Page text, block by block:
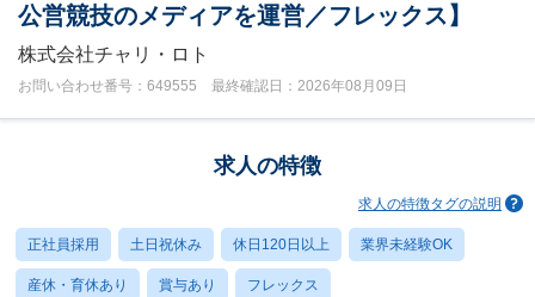
公営競技のメディアを運営／フレックス】
株式会社チャリ・ロト
お問い合わせ番号：649555 最終確認日：2026年08月09日
求人の特徴
求人の特徴タグの説明
正社員採用 土日祝休み 休日120日以上 業界未経験OK
産休・育休あり 賞与あり フレックス